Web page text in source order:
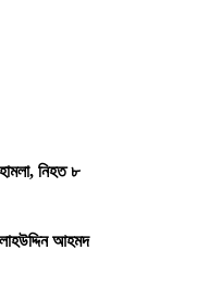
নিহত ৮
আহমদ